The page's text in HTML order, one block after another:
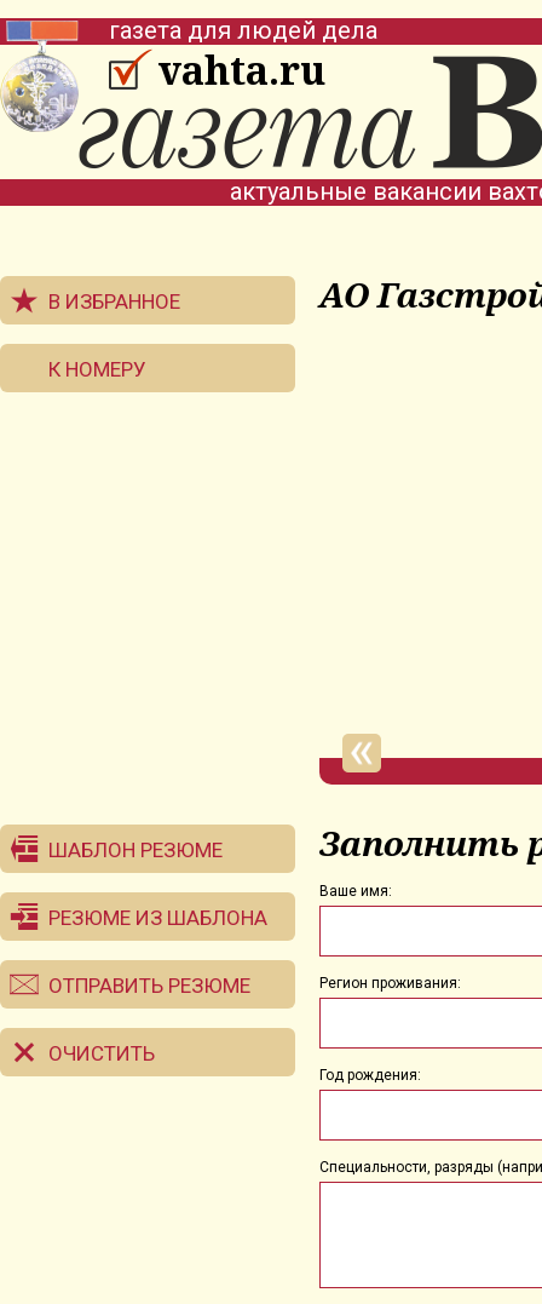
vahta.ru
газета для людей дела
актуальные вакансии
В ИЗБРАННОЕ
К НОМЕРУ
АО
ШАБЛОН РЕЗЮМЕ
РЕЗЮМЕ ИЗ ШАБЛОНА
ОТПРАВИТЬ РЕЗЮМЕ
ОЧИСТИТЬ
Заполнить
Ваше имя:
Регион проживания:
Год рождения:
Специальности, разряды